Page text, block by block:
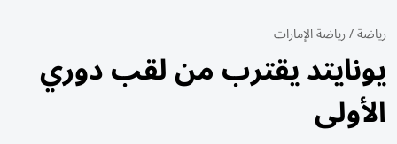
رياضة/رياضة الإمارات
يونايتد يقترب من لقب دوري
الأولى